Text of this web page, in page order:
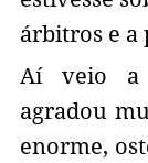
árbitros e a
Aí veio a
agradou
enorme,